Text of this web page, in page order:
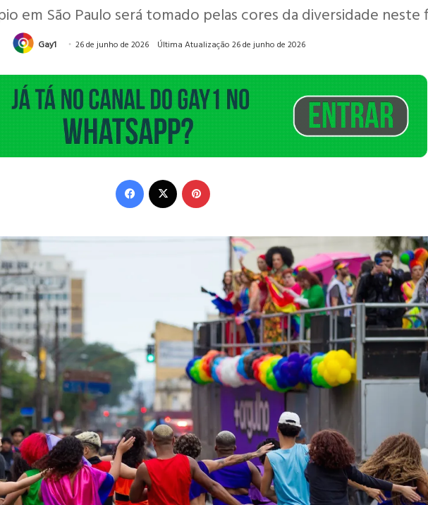
em São Paulo será tomado pelas cores da diversidade neste
Gay1 26 de junho de 2026 Última Atualização 26 de junho de 2026
Facebook